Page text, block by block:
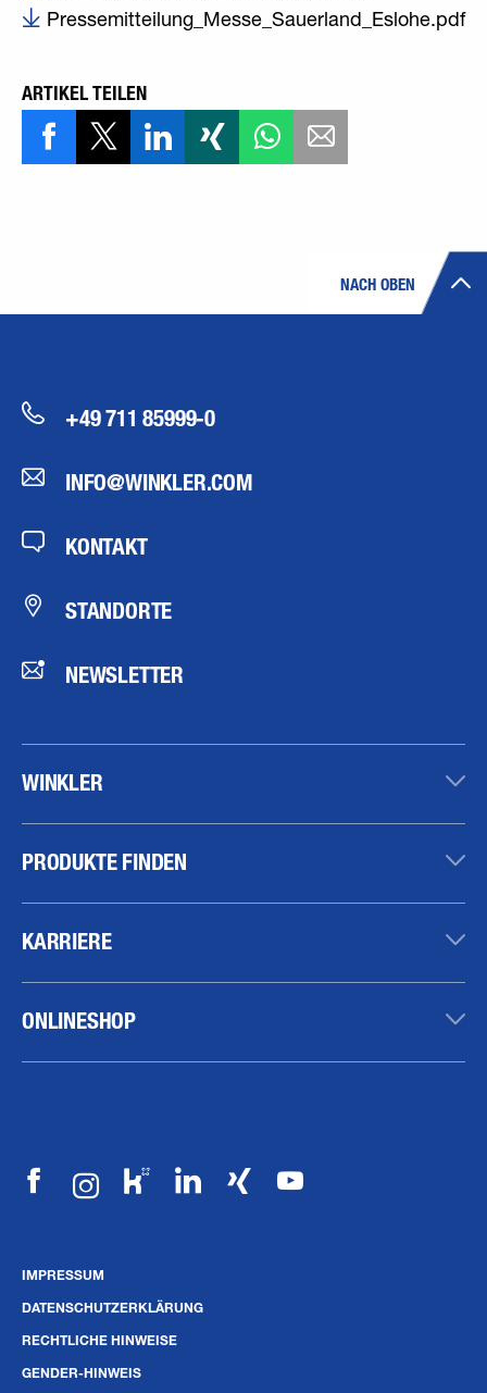
Pressemitteilung_Messe_Sauerland_Eslohe.pdf
ARTIKEL TEILEN
NACH OBEN
+49 711 85999-0
INFO@WINKLER.COM
KONTAKT
STANDORTE
NEWSLETTER
WINKLER
PRODUKTE FINDEN
KARRIERE
ONLINESHOP
IMPRESSUM
DATENSCHUTZERKLÄRUNG
RECHTLICHE HINWEISE
GENDER-HINWEIS